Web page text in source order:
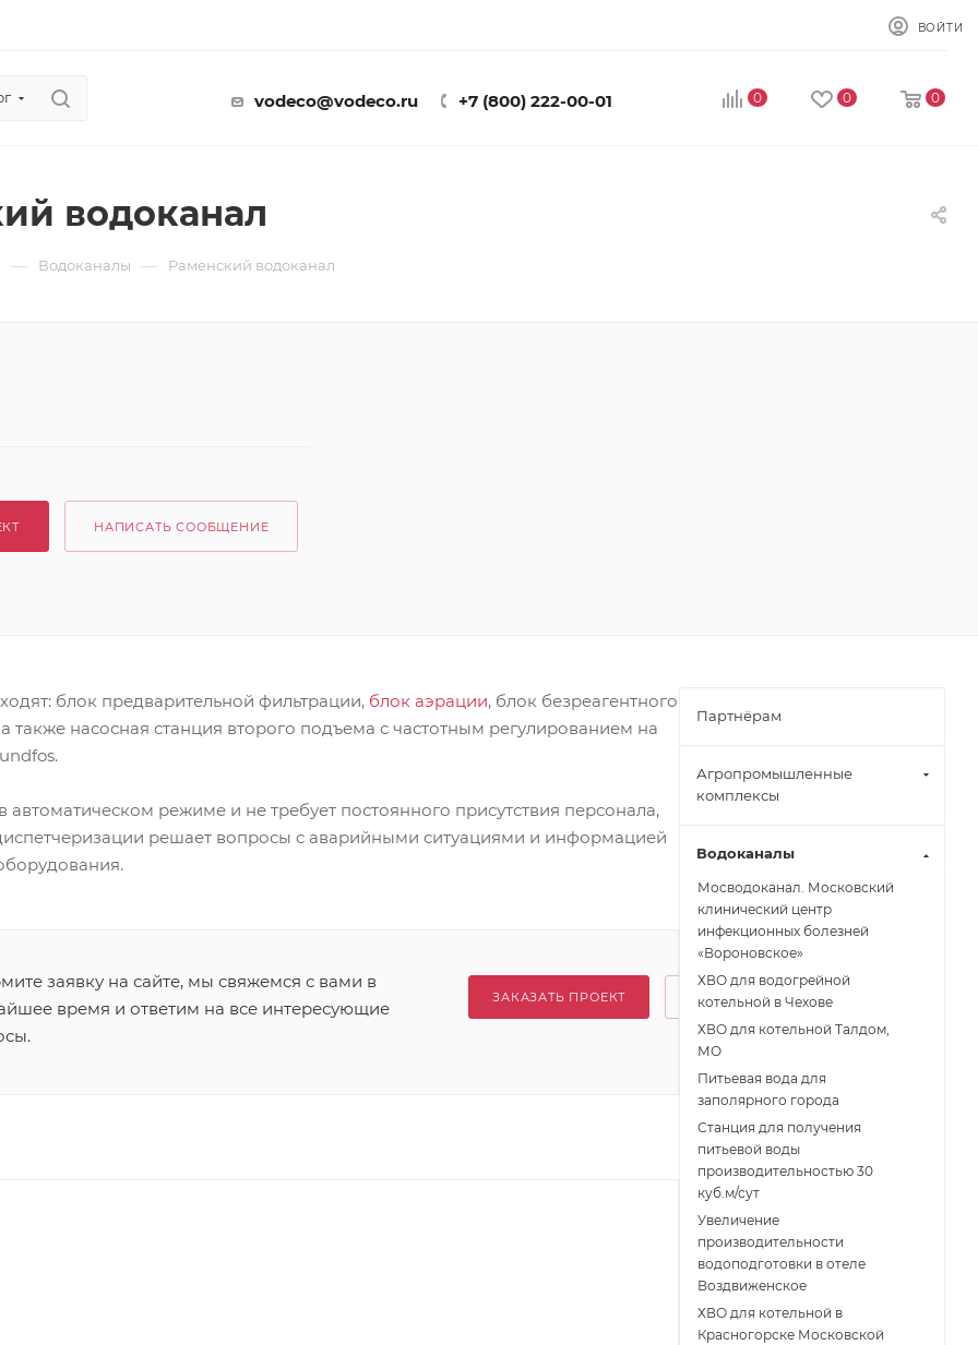
ВОЙТИ
vodeco@vodeco.ru +7 (800) 222-00-01 0 0 0
водоканал
— Водоканалы — Раменский водоканал
НАПИСАТЬ СООБЩЕНИЕ
блок предварительной фильтрации, блок аэрации, блок безреагентного
также насосная станция второго подъема с частотным регулированием на
автоматическом режиме и не требует постоянного присутствия персонала,
решает вопросы с аварийными ситуациями и информацией
заявку на сайте, мы свяжемся с вами в
время и ответим на все интересующие
ЗАКАЗАТЬ ПРОЕКТ
Партнёрам
Агропромышленные
комплексы
Водоканалы
Мосводоканал. Московский
клинический центр
инфекционных болезней
«Вороновское»
ХВО для водогрейной
котельной в Чехове
ХВО для котельной Талдом,
МО
Питьевая вода для
заполярного города
Станция для получения
питьевой воды
производительностью 30
куб.м/сут
Увеличение
производительности
водоподготовки в отеле
Воздвиженское
ХВО для котельной в
Красногорске Московской